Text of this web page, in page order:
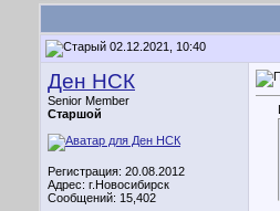
02.12.2021, 10:40
Ден НСК
Senior Member
Старшой
Регистрация: 20.08.2012
Адрес: г.Новосибирск
Сообщений: 15,402